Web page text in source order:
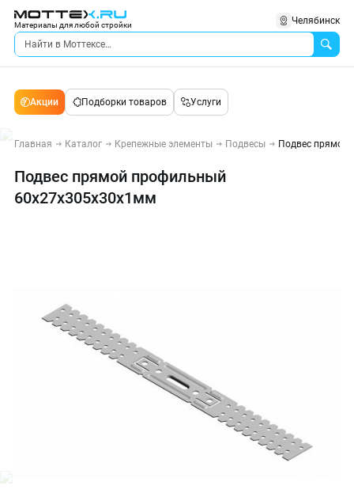
Материалы для любой стройки Челябинск
Акции Подборки товаров Услуги
Главная Каталог Крепежные элементы Подвесы Подвес прямой
Подвес прямой профильный
60х27х305х30х1мм